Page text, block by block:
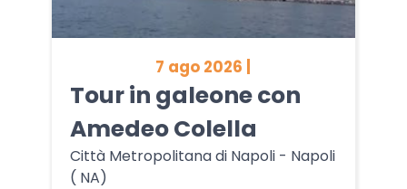
7 ago 2026 |
Tour in galeone con
Amedeo Colella
Città Metropolitana di Napoli - Napoli
( NA)